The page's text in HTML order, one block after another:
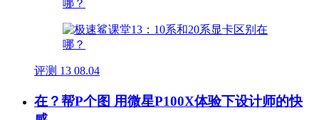
评测 13 08.04
在？帮P个图 用微星P100X体验下设计师的快